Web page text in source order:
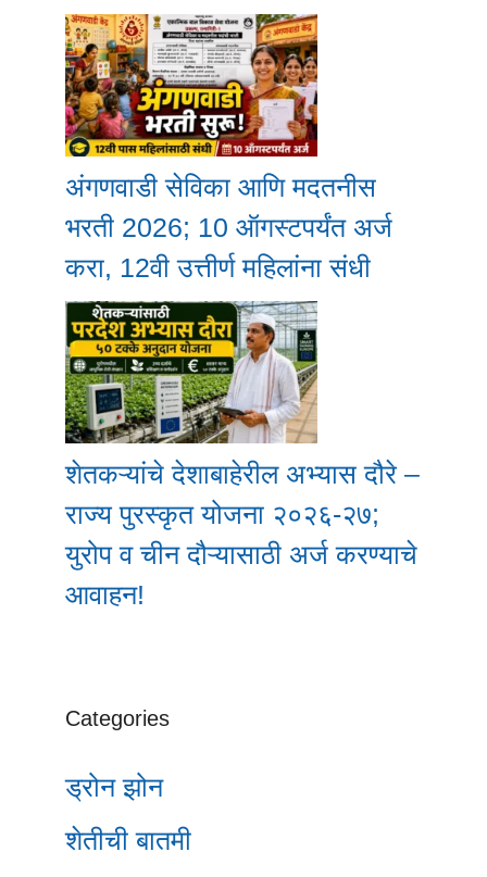
अंगणवाडी सेविका आणि मदतनीस
भरती 2026; 10 ऑगस्टपर्यंत अर्ज
करा, 12वी उत्तीर्ण महिलांना संधी
शेतकऱ्यांचे देशाबाहेरील अभ्यास दौरे –
राज्य पुरस्कृत योजना २०२६-२७;
युरोप व चीन दौऱ्यासाठी अर्ज करण्याचे
आवाहन!
Categories
ड्रोन झोन
शेतीची बातमी